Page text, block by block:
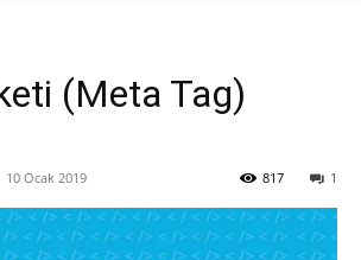
(Meta Tag)
10 Ocak 2019 1
817